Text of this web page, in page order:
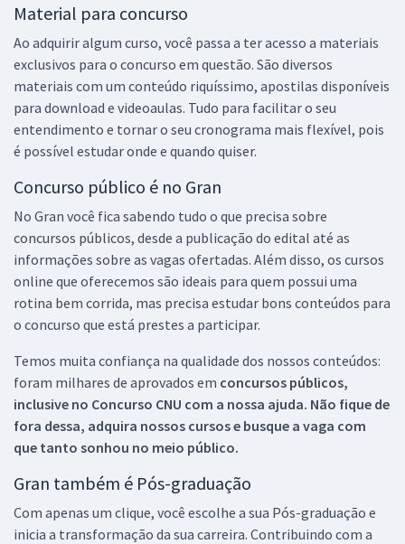
Material para concurso
Ao adquirir algum curso, você passa a ter acesso a materiais
exclusivos para o concurso em questão. São diversos
materiais com um conteúdo riquíssimo, apostilas disponíveis
para download e videoaulas. Tudo para facilitar o seu
entendimento e tornar o seu cronograma mais flexível, pois
é possível estudar onde e quando quiser.
Concurso público é no Gran
No Gran você fica sabendo tudo o que precisa sobre
concursos públicos, desde a publicação do edital até as
informações sobre as vagas ofertadas. Além disso, os cursos
online que oferecemos são ideais para quem possui uma
rotina bem corrida, mas precisa estudar bons conteúdos para
o concurso que está prestes a participar.
Temos muita confiança na qualidade dos nossos conteúdos:
foram milhares de aprovados em concursos públicos,
inclusive no Concurso CNU com a nossa ajuda. Não fique de
fora dessa, adquira nossos cursos e busque a vaga com
que tanto sonhou no meio público.
Gran também é Pós-graduação
Com apenas um clique, você escolhe a sua Pós-graduação e
inicia a transformação da sua carreira. Contribuindo com a